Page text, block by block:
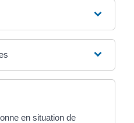
en situation de